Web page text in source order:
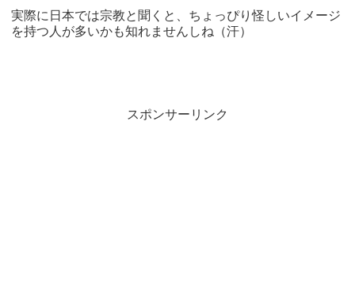
実際に日本では宗教と聞くと、ちょっぴり怪しいイメージ
を持つ人が多いかも知れませんしね（汗）
スポンサーリンク